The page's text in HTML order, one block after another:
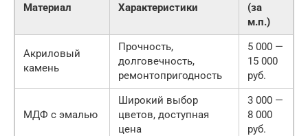
Материал Характеристики
(за
м.п.)
Акриловый
камень
Прочность,
долговечность,
ремонтопригодность
5 000 —
15 000
руб.
МДФ с эмалью
Широкий выбор
цветов, доступная
цена
3 000 —
8 000
руб.